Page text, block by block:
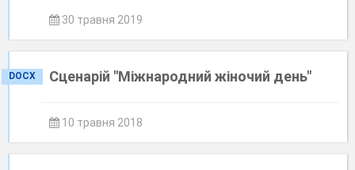
30 травня 2019
DOCX Сценарій "Міжнародний жіночий день"
10 травня 2018